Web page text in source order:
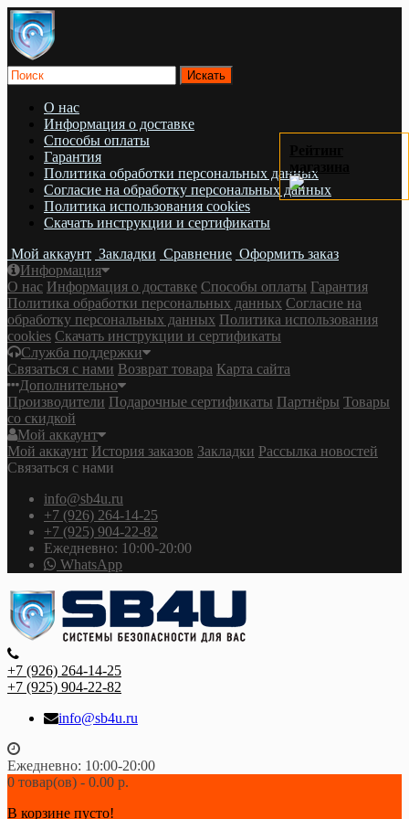
О нас
Информация о доставке
Cпособы оплаты
Гарантия
Политика обработки персональных данных
Согласие на обработку персональных данных
Политика использования cookies
Скачать инструкции и сертификаты
Мой аккаунт Закладки Сравнение Оформить заказ
Информация
О нас Информация о доставке Cпособы оплаты Гарантия
Политика обработки персональных данных Согласие на
обработку персональных данных Политика использования
cookies Скачать инструкции и сертификаты
Служба поддержки
Связаться с нами Возврат товара Карта сайта
Дополнительно
Производители Подарочные сертификаты Партнёры Товары
со скидкой
Мой аккаунт
Мой аккаунт История заказов Закладки Рассылка новостей
Связаться с нами
info@sb4u.ru
+7 (926) 264-14-25
+7 (925) 904-22-82
Ежедневно: 10:00-20:00
WhatsApp
+7 (926) 264-14-25
+7 (925) 904-22-82
info@sb4u.ru
Ежедневно: 10:00-20:00
0 товар(ов) - 0.00 р.
В корзине пусто!